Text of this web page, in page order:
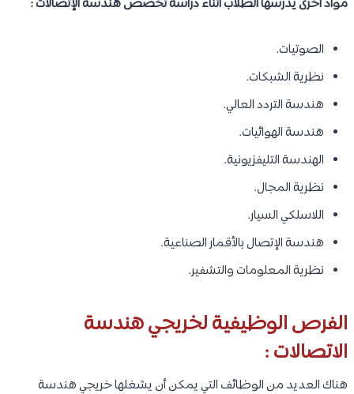
مواد أخرى يدرسها الطلاب أثناء دراسة تخصص هندسة الإتصالات :
الصوتيات.
نظرية الشبكات.
هندسة التردد العالي.
هندسة الهوائيات.
الهندسة التليفزيونية.
نظرية المجال.
اللاسلكي السيار.
هندسة الإتصال بالأقمار الصناعية.
نظرية المعلومات والتشفير.
الفرص الوظيفية لخريجي هندسة
الاتصالات :
هناك العديد من الوظائف التي يمكن أن يشغلها خريجي هندسة